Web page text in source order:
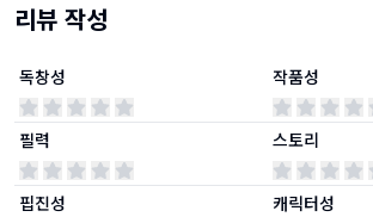
리뷰 작성
독창성
필력
핍진성
작품성
스토리
캐릭터성